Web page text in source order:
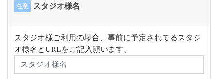
任意 スタジオ様名
スタジオ様ご利用の場合、事前に予定されてるスタジ
オ様名とURLをご記入願います。